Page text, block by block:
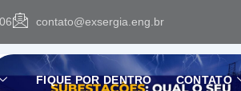
contato@exsergia.eng.br
FIQUE POR DENTRO CONTATO